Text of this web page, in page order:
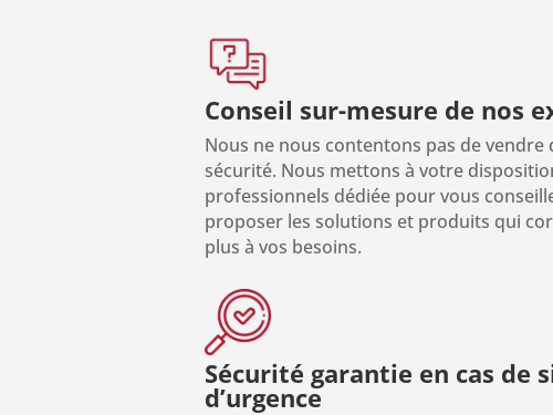
Conseil sur-mesure de nos
Nous ne nous contentons pas de vendre
sécurité. Nous mettons à votre
professionnels dédiée pour vous
proposer les solutions et produits qui
plus à vos besoins.
Sécurité garantie en cas de
d’urgence